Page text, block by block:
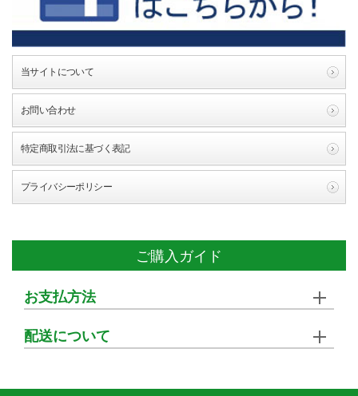
当サイトについて
お問い合わせ
特定商取引法に基づく表記
プライバシーポリシー
ご購入ガイド
お支払方法
配送について